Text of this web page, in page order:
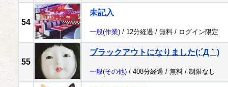
54
未記入
一般(作業) / 12分経過 / 無料 / ログイン限定
55
ブラックアウトになりました(;´Д｀)
一般(その他) / 408分経過 / 無料 / 制限なし